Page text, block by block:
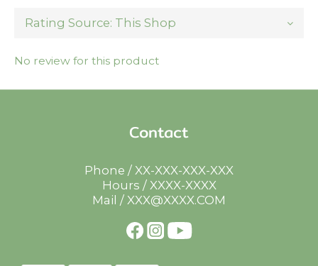
No review for this product
Contact
Phone / XX-XXX-XXX-XXX
Hours / XXXX-XXXX
Mail / XXX@XXXX.COM